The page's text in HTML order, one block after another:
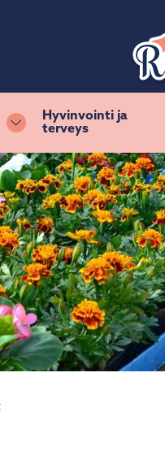
Vaihda alasvetovalikkoa
Hyvinvointi ja
terveys